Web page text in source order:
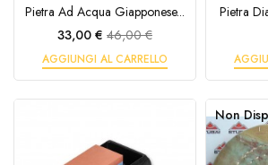
Pietra Ad Acqua Giapponese...
Prezzo
33,00 € Prezzo
base
46,00 €
AGGIUNGI AL CARRELLO
Pietra
Non